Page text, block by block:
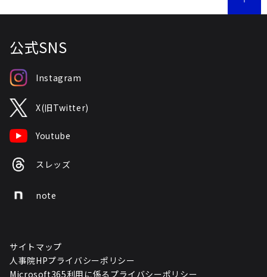
公式SNS
Instagram
X(旧Twitter)
Youtube
スレッズ
note
サイトマップ
人事院HPプライバシーポリシー
Microsoft365利用に係るプライバシーポリシー